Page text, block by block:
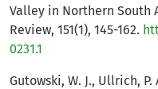
Valley in Northern South
Review, 151(1), 145-162.
0231.1
Gutowski, W. J., Ullrich, P.